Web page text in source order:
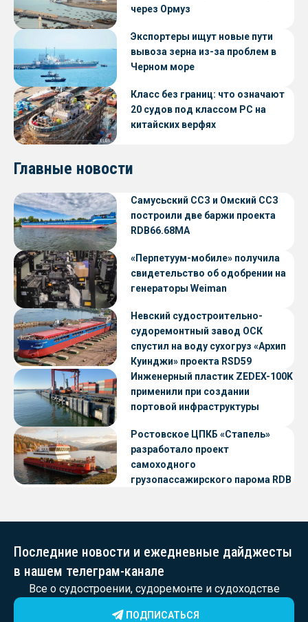
через Ормуз
Экспортеры ищут новые пути
вывоза зерна из-за проблем в
Черном море
Класс без границ: что означают
20 судов под классом РС на
китайских верфях
Главные новости
Самусьский ССЗ и Омский ССЗ
построили две баржи проекта
RDB66.68МА
«Перпетуум-мобиле» получила
свидетельство об одобрении на
генераторы Weiman
Невский судостроительно-
судоремонтный завод ОСК
спустил на воду сухогруз «Архип
Куинджи» проекта RSD59
Инженерный пластик ZEDEX-100K
применили при создании
портовой инфраструктуры
Ростовское ЦПКБ «Стапель»
разработало проект
самоходного
грузопассажирского парома RDB
Последние новости и ежедневные дайджесты
в нашем телеграм-канале
Все о судостроении, судоремонте и судоходстве
ПОДПИСАТЬСЯ